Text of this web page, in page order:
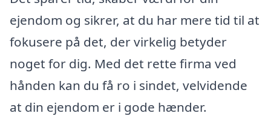
ejendom og sikrer, at du har mere tid til at
fokusere på det, der virkelig betyder
noget for dig. Med det rette firma ved
hånden kan du få ro i sindet, velvidende
at din ejendom er i gode hænder.